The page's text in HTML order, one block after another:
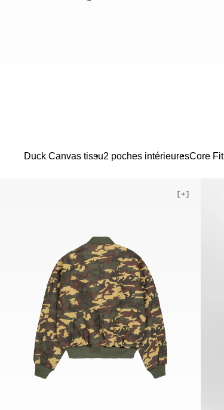
Duck Canvas tissu2 poches intérieuresCore Fit